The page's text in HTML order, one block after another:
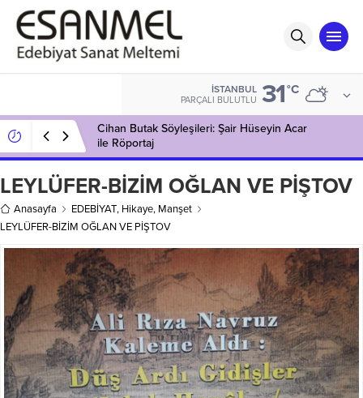
İSTANBUL
PARÇALI BULUTLU 31°C
Cihan Butak Söyleşileri: Şair Hüseyin Acar
ile Röportaj
LEYLÜFER-BİZİM OĞLAN VE PİŞTOV
Anasayfa EDEBİYAT, Hikaye, Manşet
LEYLÜFER-BİZİM OĞLAN VE PİŞTOV